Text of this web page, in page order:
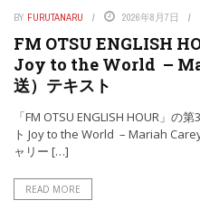
BY FURUTANARU 2026年8月7日
FM OTSU ENGLISH
Joy to the World –
送）テキスト
「FM OTSU ENGLISH HOUR」の
ト Joy to the World – Mariah
ャリー […]
READ MORE